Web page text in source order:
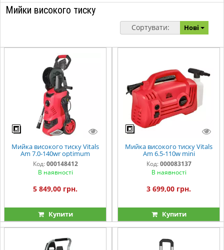
Мийки високого тиску
Сортувати: Нові
Мийка високого тиску Vitals
Am 7.0-140wr optimum
Код: 000148412
В наявності
5 849,00 грн.
Купити
Мийка високого тиску Vitals
Am 6.5-110w mini
Код: 000083137
В наявності
3 699,00 грн.
Купити